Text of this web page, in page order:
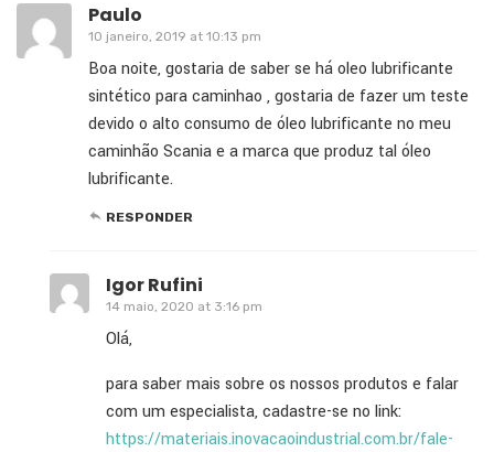
Paulo
10 janeiro, 2019 at 10:13 pm
Boa noite, gostaria de saber se há oleo lubrificante
sintético para caminhao , gostaria de fazer um teste
devido o alto consumo de óleo lubrificante no meu
caminhão Scania e a marca que produz tal óleo
lubrificante.
RESPONDER
Igor Rufini
14 maio, 2020 at 3:16 pm
Olá,
para saber mais sobre os nossos produtos e falar
com um especialista, cadastre-se no link:
https://materiais.inovacaoindustrial.com.br/fale-